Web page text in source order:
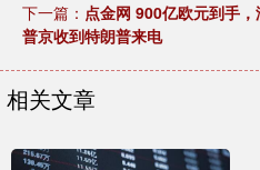
下一篇： 点金网 900亿欧元到手
普京收到特朗普来电
相关文章